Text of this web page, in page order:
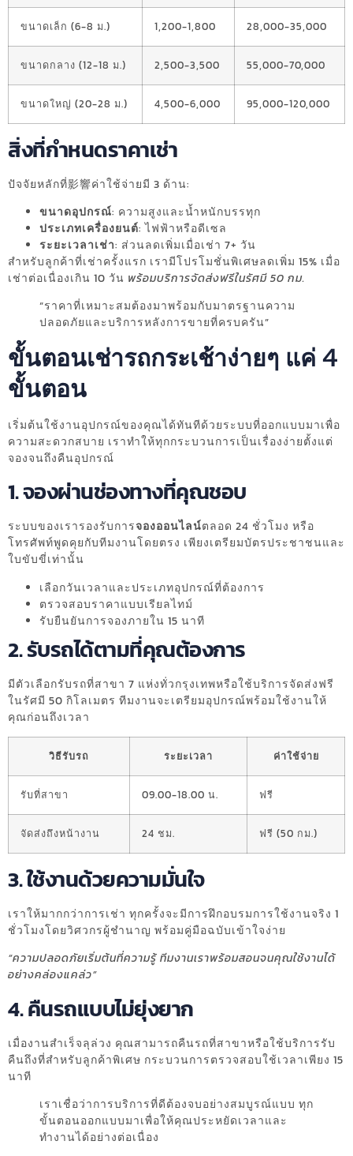
ขนาดเล็ก (6-8 ม.) 1,200-1,800 28,000-35,000
ขนาดกลาง (12-18 ม.) 2,500-3,500 55,000-70,000
ขนาดใหญ่ (20-28 ม.) 4,500-6,000 95,000-120,000
สิ่งที่กำหนดราคาเช่า
ปัจจัยหลักที่影響ค่าใช้จ่ายมี 3 ด้าน:
ขนาดอุปกรณ์: ความสูงและน้ำหนักบรรทุก
ประเภทเครื่องยนต์: ไฟฟ้าหรือดีเซล
ระยะเวลาเช่า: ส่วนลดเพิ่มเมื่อเช่า 7+ วัน
สำหรับลูกค้าที่เช่าครั้งแรก เรามีโปรโมชั่นพิเศษลดเพิ่ม 15% เมื่อ
เช่าต่อเนื่องเกิน 10 วัน พร้อมบริการจัดส่งฟรีในรัศมี 50 กม.
“ราคาที่เหมาะสมต้องมาพร้อมกับมาตรฐานความ
ปลอดภัยและบริการหลังการขายที่ครบครัน”
ขั้นตอนเช่ารถกระเช้าง่ายๆ แค่ 4
ขั้นตอน
เริ่มต้นใช้งานอุปกรณ์ของคุณได้ทันทีด้วยระบบที่ออกแบบมาเพื่อ
ความสะดวกสบาย เราทำให้ทุกกระบวนการเป็นเรื่องง่ายตั้งแต่
จองจนถึงคืนอุปกรณ์
1. จองผ่านช่องทางที่คุณชอบ
ระบบของเรารองรับการจองออนไลน์ตลอด 24 ชั่วโมง หรือ
โทรศัพท์พูดคุยกับทีมงานโดยตรง เพียงเตรียมบัตรประชาชนและ
ใบขับขี่เท่านั้น
เลือกวันเวลาและประเภทอุปกรณ์ที่ต้องการ
ตรวจสอบราคาแบบเรียลไทม์
รับยืนยันการจองภายใน 15 นาที
2. รับรถได้ตามที่คุณต้องการ
มีตัวเลือกรับรถที่สาขา 7 แห่งทั่วกรุงเทพหรือใช้บริการจัดส่งฟรี
ในรัศมี 50 กิโลเมตร ทีมงานจะเตรียมอุปกรณ์พร้อมใช้งานให้
คุณก่อนถึงเวลา
วิธีรับรถ ระยะเวลา ค่าใช้จ่าย
รับที่สาขา 09.00-18.00 น. ฟรี
จัดส่งถึงหน้างาน 24 ชม. ฟรี (50 กม.)
3. ใช้งานด้วยความมั่นใจ
เราให้มากกว่าการเช่า ทุกครั้งจะมีการฝึกอบรมการใช้งานจริง 1
ชั่วโมงโดยวิศวกรผู้ชำนาญ พร้อมคู่มือฉบับเข้าใจง่าย
“ความปลอดภัยเริ่มต้นที่ความรู้ ทีมงานเราพร้อมสอนจนคุณใช้งานได้
อย่างคล่องแคล่ว”
4. คืนรถแบบไม่ยุ่งยาก
เมื่องานสำเร็จลุล่วง คุณสามารถคืนรถที่สาขาหรือใช้บริการรับ
คืนถึงที่สำหรับลูกค้าพิเศษ กระบวนการตรวจสอบใช้เวลาเพียง 15
นาที
เราเชื่อว่าการบริการที่ดีต้องจบอย่างสมบูรณ์แบบ ทุก
ขั้นตอนออกแบบมาเพื่อให้คุณประหยัดเวลาและ
ทำงานได้อย่างต่อเนื่อง